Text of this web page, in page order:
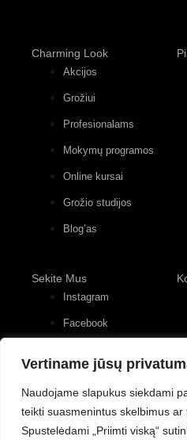
Vertiname jūsų
Naudojame slapukus siekdami
teikti suasmenintus skelbimus ar
Spustelėdami „Priimti viską“
Charming Look
Akcijos
Grožiui
Profesionalams
Mokymų programos
Online kursai
Grožio studijos
Blog’as
Sekite Mus
Instagram
Facebook